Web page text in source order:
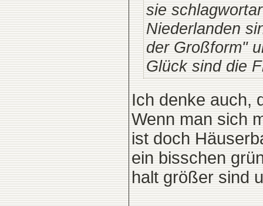
sie
Niederlanden
der Großform"
Glück sind die
Ich denke auch,
Wenn man sich
ist doch
ein bisschen
halt größer sind